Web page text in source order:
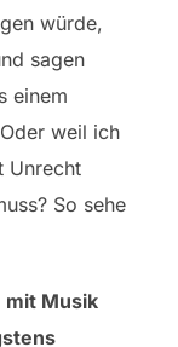
würde,
sagen
einem
weil ich
Unrecht
So sehe
mit Musik